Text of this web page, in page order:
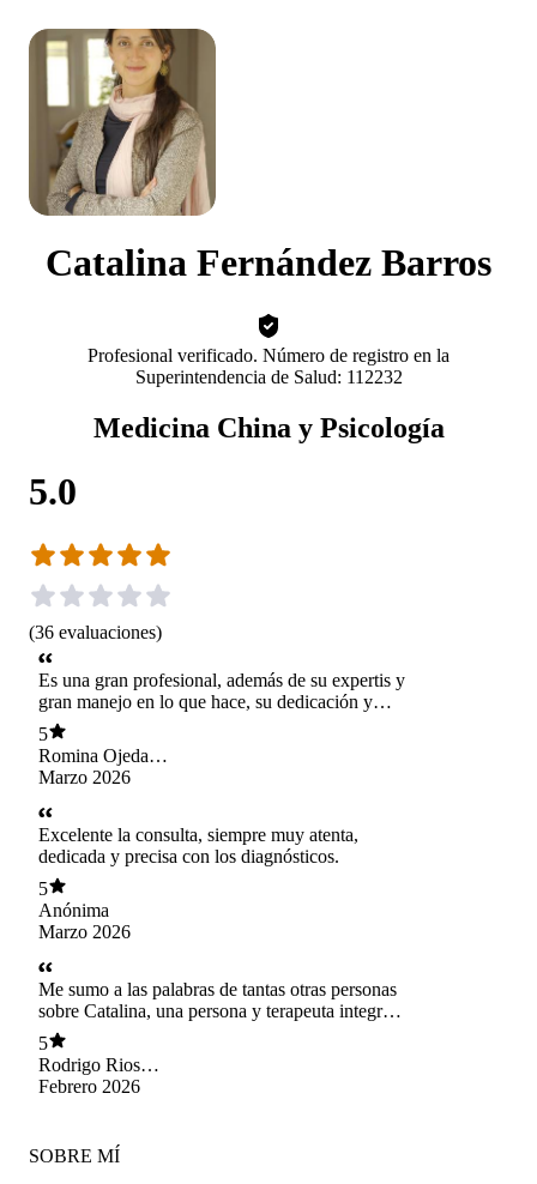
Catalina Fernández Barros
Profesional verificado. Número de registro en la
Superintendencia de Salud: 112232
Medicina China y Psicología
5.0
(36 evaluaciones)
Es una gran profesional, además de su expertis y
gran manejo en lo que hace, su dedicación y
amabilidad son increíbles
5
Romina Ojeda
Rakela
Marzo 2026
Excelente la consulta, siempre muy atenta,
dedicada y precisa con los diagnósticos.
5
Anónima
Marzo 2026
Me sumo a las palabras de tantas otras personas
sobre Catalina, una persona y terapeuta integra y
profunda. La verdad que me ha sorprendido
muchísimo su forma de conectar, sentir y aplicar
sus conocimientos; además de tener una gran
empatía, escucha y tacto. Llegué también por
colega, a quien le estoy en deuda. Muy pero
muy recomendable. Estoy muy agradecido.
5
Rodrigo Rios
Zunino
Febrero 2026
SOBRE MÍ